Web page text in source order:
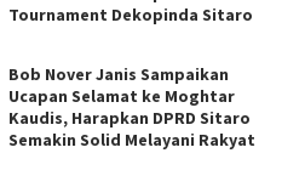
Tournament Dekopinda Sitaro
Bob Nover Janis Sampaikan
Ucapan Selamat ke Moghtar
Kaudis, Harapkan DPRD Sitaro
Semakin Solid Melayani Rakyat